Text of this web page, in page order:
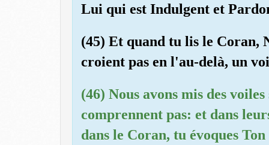
Lui qui est Indulgent et
(45) Et quand tu lis le Coran,
croient pas en l'au-delà, un
(46) Nous avons mis des
comprennent pas: et dans
dans le Coran, tu évoques